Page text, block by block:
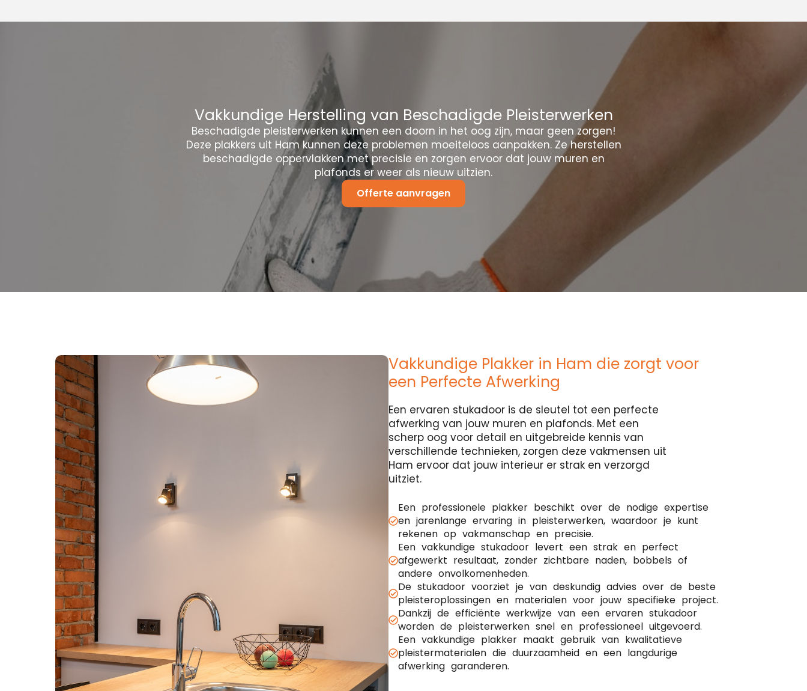
Vakkundige Herstelling van Beschadigde Pleisterwerken
Beschadigde pleisterwerken kunnen een doorn in het oog zijn, maar geen zorgen!
Deze plakkers uit Ham kunnen deze problemen moeiteloos aanpakken. Ze herstellen
beschadigde oppervlakken met precisie en zorgen ervoor dat jouw muren en
plafonds er weer als nieuw uitzien.
Offerte aanvragen
Vakkundige Plakker in Ham die zorgt voor
een Perfecte Afwerking
Een ervaren stukadoor is de sleutel tot een perfecte
afwerking van jouw muren en plafonds. Met een
scherp oog voor detail en uitgebreide kennis van
verschillende technieken, zorgen deze vakmensen uit
Ham ervoor dat jouw interieur er strak en verzorgd
uitziet.
Een professionele plakker beschikt over de nodige expertise
en jarenlange ervaring in pleisterwerken, waardoor je kunt
rekenen op vakmanschap en precisie.
Een vakkundige stukadoor levert een strak en perfect
afgewerkt resultaat, zonder zichtbare naden, bobbels of
andere onvolkomenheden.
De stukadoor voorziet je van deskundig advies over de beste
pleisteroplossingen en materialen voor jouw specifieke project.
Dankzij de efficiënte werkwijze van een ervaren stukadoor
worden de pleisterwerken snel en professioneel uitgevoerd.
Een vakkundige plakker maakt gebruik van kwalitatieve
pleistermaterialen die duurzaamheid en een langdurige
afwerking garanderen.